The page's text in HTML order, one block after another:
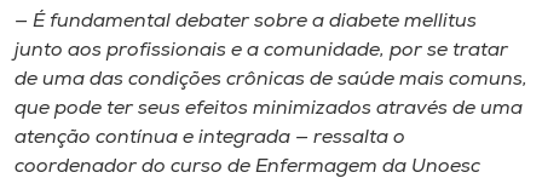
— É fundamental debater sobre a diabete mellitus
junto aos profissionais e a comunidade, por se tratar
de uma das condições crônicas de saúde mais comuns,
que pode ter seus efeitos minimizados através de uma
atenção contínua e integrada — ressalta o
coordenador do curso de Enfermagem da Unoesc